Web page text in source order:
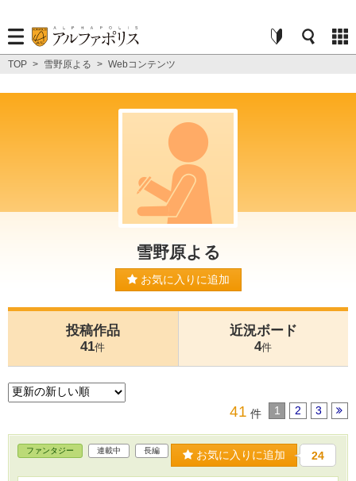
TOP > 雪野原よる > Webコンテンツ
雪野原よる
お気に入りに追加
投稿作品
41件
近況ボード
4件
41 件 1 2 3
ファンタジー 連載中 長編 お気に入りに追加 24